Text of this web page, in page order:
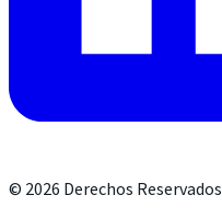
© 2026 Derechos Reservados